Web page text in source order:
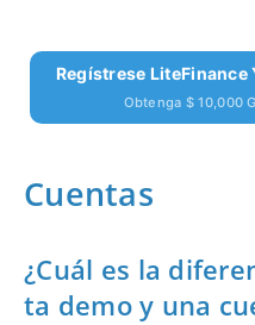
Regístrese
Obtenga $ 10,000
Cuentas
¿Cuál es la
ta demo y una